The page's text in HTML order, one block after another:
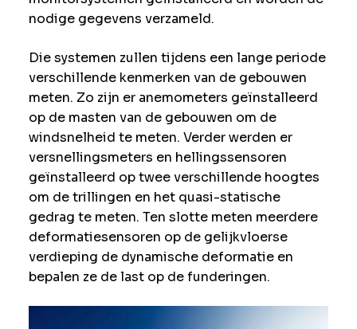
nodige gegevens verzameld.
Die systemen zullen tijdens een lange periode
verschillende kenmerken van de gebouwen
meten. Zo zijn er anemometers geïnstalleerd
op de masten van de gebouwen om de
windsnelheid te meten. Verder werden er
versnellingsmeters en hellingssensoren
geïnstalleerd op twee verschillende hoogtes
om de trillingen en het quasi-statische
gedrag te meten. Ten slotte meten meerdere
deformatiesensoren op de gelijkvloerse
verdieping de dynamische deformatie en
bepalen ze de last op de funderingen.